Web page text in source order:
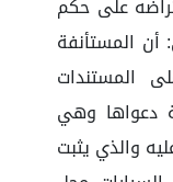
على حكم
أن المستأنفة
المستندات
دعواها وهي
والذي يثبت